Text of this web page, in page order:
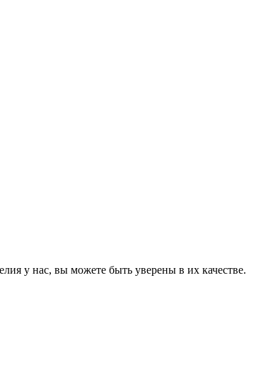
у нас, вы можете быть уверены в их качестве.